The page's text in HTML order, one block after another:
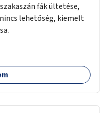
fák ültetése,
lehetőség, kiemelt